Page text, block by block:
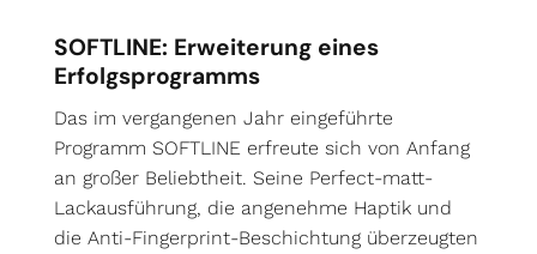
SOFTLINE: Erweiterung eines
Erfolgsprogramms
Das im vergangenen Jahr eingeführte
Programm SOFTLINE erfreute sich von Anfang
an großer Beliebtheit. Seine Perfect-matt-
Lackausführung, die angenehme Haptik und
die Anti-Fingerprint-Beschichtung überzeugten